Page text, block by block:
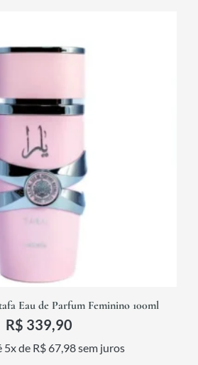
Eau de Parfum Feminino 100ml
R$ 339,90
5x de R$ 67,98sem juros